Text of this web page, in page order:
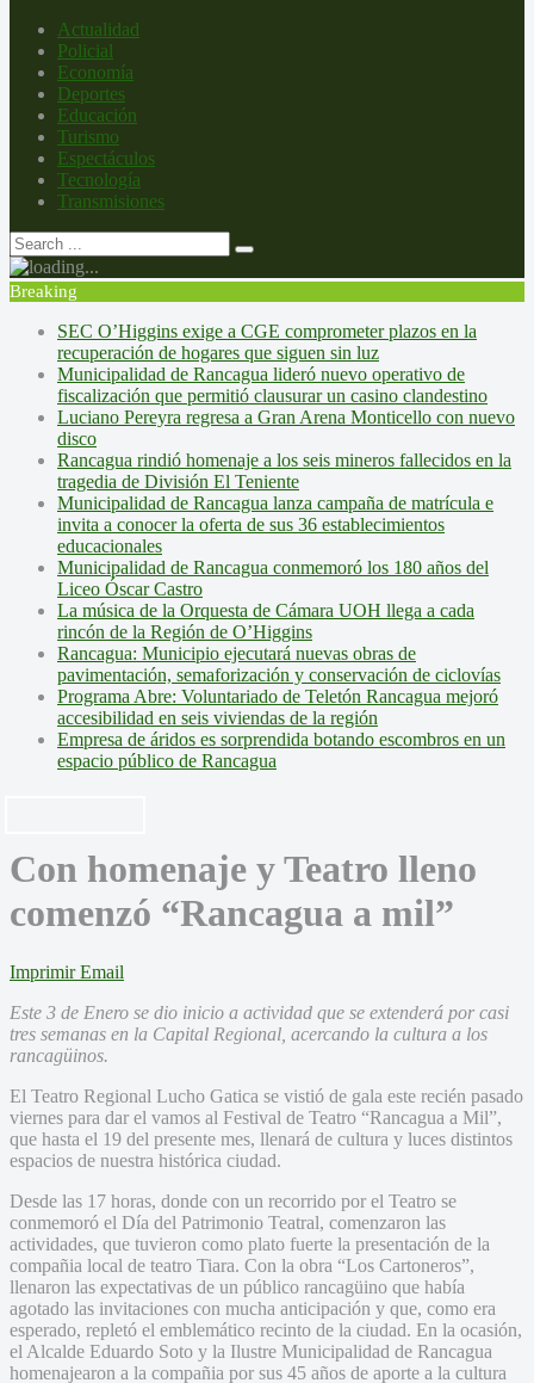
Actualidad
Policial
Economía
Deportes
Educación
Turismo
Espectáculos
Tecnología
Transmisiones
Breaking
SEC O’Higgins exige a CGE comprometer plazos en la
recuperación de hogares que siguen sin luz
Municipalidad de Rancagua lideró nuevo operativo de
fiscalización que permitió clausurar un casino clandestino
Luciano Pereyra regresa a Gran Arena Monticello con nuevo
disco
Rancagua rindió homenaje a los seis mineros fallecidos en la
tragedia de División El Teniente
Municipalidad de Rancagua lanza campaña de matrícula e
invita a conocer la oferta de sus 36 establecimientos
educacionales
Municipalidad de Rancagua conmemoró los 180 años del
Liceo Óscar Castro
La música de la Orquesta de Cámara UOH llega a cada
rincón de la Región de O’Higgins
Rancagua: Municipio ejecutará nuevas obras de
pavimentación, semaforización y conservación de ciclovías
Programa Abre: Voluntariado de Teletón Rancagua mejoró
accesibilidad en seis viviendas de la región
Empresa de áridos es sorprendida botando escombros en un
espacio público de Rancagua
Con homenaje y Teatro lleno
comenzó “Rancagua a mil”
Imprimir Email
Este 3 de Enero se dio inicio a actividad que se extenderá por casi
tres semanas en la Capital Regional, acercando la cultura a los
rancagüinos.
El Teatro Regional Lucho Gatica se vistió de gala este recién pasado
viernes para dar el vamos al Festival de Teatro “Rancagua a Mil”,
que hasta el 19 del presente mes, llenará de cultura y luces distintos
espacios de nuestra histórica ciudad.
Desde las 17 horas, donde con un recorrido por el Teatro se
conmemoró el Día del Patrimonio Teatral, comenzaron las
actividades, que tuvieron como plato fuerte la presentación de la
compañia local de teatro Tiara. Con la obra “Los Cartoneros”,
llenaron las expectativas de un público rancagüino que había
agotado las invitaciones con mucha anticipación y que, como era
esperado, repletó el emblemático recinto de la ciudad. En la ocasión,
el Alcalde Eduardo Soto y la Ilustre Municipalidad de Rancagua
homenajearon a la compañia por sus 45 años de aporte a la cultura